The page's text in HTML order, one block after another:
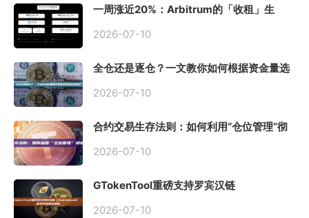
一周涨近20%：Arbitrum的「收租」生
2026-07-10
全仓还是逐仓？一文教你如何根据资金量选
2026-07-10
合约交易生存法则：如何利用“仓位管理”彻
2026-07-10
GTokenTool重磅支持罗宾汉链
2026-07-10